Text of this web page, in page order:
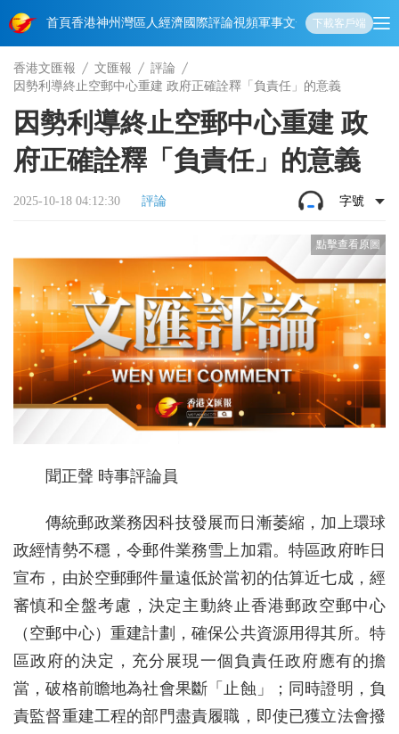
首頁香港神州 灣區人經濟國際評論視頻軍事文化 娛樂生活教育體
下載客戶端
香港文匯報 文匯報
評論
因勢利導終止空郵中心重建 政府正確詮釋「負責任」的意義
因勢利導終止空郵中心重建 政
府正確詮釋「負責任」的意義
2025-10-18 04:12:30 評論 字號
聞正聲 時事評論員
傳統郵政業務因科技發展而日漸萎縮，加上環球
政經情勢不穩，令郵件業務雪上加霜。特區政府昨日
宣布，由於空郵郵件量遠低於當初的估算近七成，經
審慎和全盤考慮，決定主動終止香港郵政空郵中心
（空郵中心）重建計劃，確保公共資源用得其所。特
區政府的決定，充分展現一個負責任政府應有的擔
當，破格前瞻地為社會果斷「止蝕」；同時證明，負
責監督重建工程的部門盡責履職，即使已獲立法會撥